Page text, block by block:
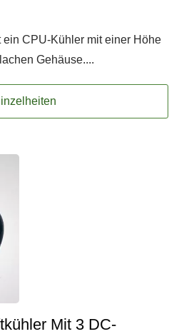
CPU-Kühler mit einer Höhe
Gehäuse....
Mit 3 DC-